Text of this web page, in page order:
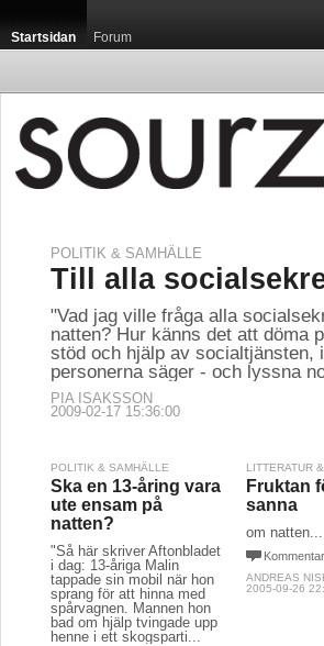
Startsidan Forum
POLITIK & SAMHÄLLE
Till alla
"Vad jag ville fråga alla
natten? Hur känns det att döma
stöd och hjälp av
personerna säger - och lyssna
PIA ISAKSSON
2009-02-17 15:36:00
POLITIK & SAMHÄLLE
Ska en 13-åring vara
ute ensam på
natten?
"Så här skriver Aftonbladet
i dag: 13-åriga Malin
tappade sin mobil när hon
sprang för att hinna med
spårvagnen. Mannen hon
bad om hjälp tvingade upp
henne i ett skogsparti...
LITTERATUR
Fruktan
sanna
om natten...
ANDREAS
2005-09-26